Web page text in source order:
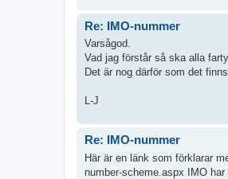
Re: IMO-nummer
Varsågod.
Vad jag förstår så ska alla
Det är nog därför som det
L-J
Re: IMO-nummer
Här är en länk som förklarar
number-scheme.aspx IMO